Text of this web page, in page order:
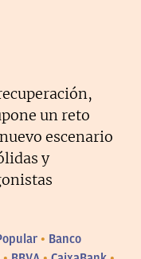
un reto
escenario
y
Banco